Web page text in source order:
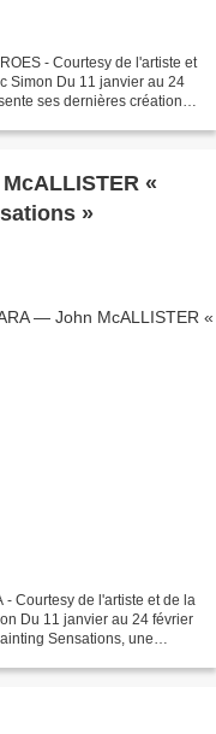
- Courtesy de l'artiste et
Simon Du 11 janvier au 24
ses dernières créations
«
»
Sensations, une